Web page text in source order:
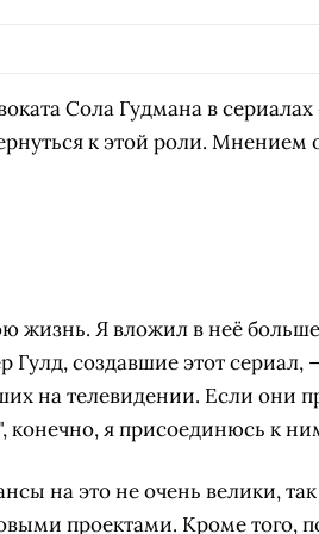
Сола Гудмана в сериалах
к этой роли. Мнением
жизнь. Я вложил в неё
Гулд, создавшие этот
на телевидении. Если они
конечно, я присоединюсь к
на это не очень велики,
проектами. Кроме того,